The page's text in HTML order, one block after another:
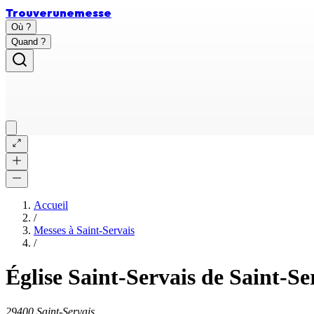
Trouverunemesse
Où ?
Quand ?
Accueil
/
Messes à Saint-Servais
/
Église Saint-Servais de Saint-
29400 Saint-Servais